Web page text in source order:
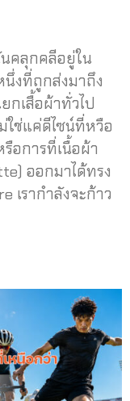
คลุกคลีอยู่ใน
งที่ถูกส่งมาถึง
กเสื้อผ้าทั่วไป
ใช่แค่ดีไซน์ที่หวือ
อการที่เนื้อผ้า
ออกมาได้ทรง
เรากำลังจะก้าว